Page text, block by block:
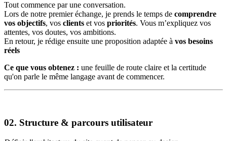
Tout commence par une conversation.
Lors de notre premier échange, je prends le temps de comprendre
vos objectifs, vos clients et vos priorités. Vous m’expliquez vos
attentes, vos doutes, vos ambitions.
En retour, je rédige ensuite une proposition adaptée à vos besoins
réels
Ce que vous obtenez : une feuille de route claire et la certitude
qu'on parle le même langage avant de commencer.
02. Structure & parcours utilisateur